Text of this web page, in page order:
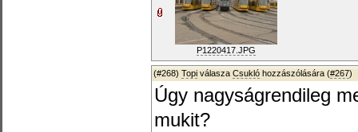
P1220417.JPG
(#268) Topi válasza Csukló hozzászólására (#267)
Úgy nagyságrendileg
mukit?